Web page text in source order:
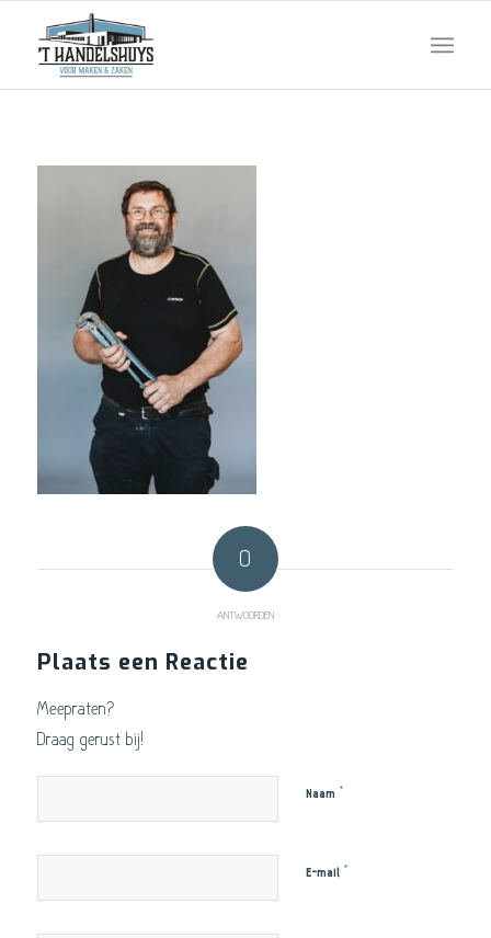
0
ANTWOORDEN
Plaats een Reactie
Meepraten?
Draag gerust bij!
Naam *
E-mail *